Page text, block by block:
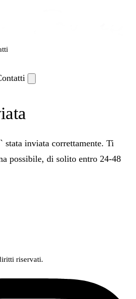
stata inviata correttamente. Ti
possibile, di solito entro 24-48
riservati.